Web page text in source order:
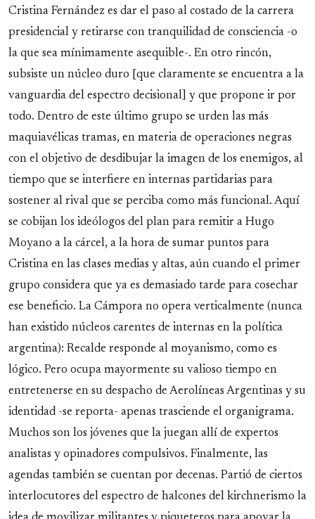
Cristina Fernández es dar el paso al costado de la carrera
presidencial y retirarse con tranquilidad de consciencia -o
la que sea mínimamente asequible-. En otro rincón,
subsiste un núcleo duro [que claramente se encuentra a la
vanguardia del espectro decisional] y que propone ir por
todo. Dentro de este último grupo se urden las más
maquiavélicas tramas, en materia de operaciones negras
con el objetivo de desdibujar la imagen de los enemigos, al
tiempo que se interfiere en internas partidarias para
sostener al rival que se perciba como más funcional. Aquí
se cobijan los ideólogos del plan para remitir a Hugo
Moyano a la cárcel, a la hora de sumar puntos para
Cristina en las clases medias y altas, aún cuando el primer
grupo considera que ya es demasiado tarde para cosechar
ese beneficio. La Cámpora no opera verticalmente (nunca
han existido núcleos carentes de internas en la política
argentina): Recalde responde al moyanismo, como es
lógico. Pero ocupa mayormente su valioso tiempo en
entretenerse en su despacho de Aerolíneas Argentinas y su
identidad -se reporta- apenas trasciende el organigrama.
Muchos son los jóvenes que la juegan allí de expertos
analistas y opinadores compulsivos. Finalmente, las
agendas también se cuentan por decenas. Partió de ciertos
interlocutores del espectro de halcones del kirchnerismo la